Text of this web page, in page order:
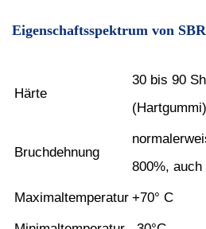
Eigenschaftsspektrum von SBR
Härte
30 bis 90
(Hartgummi)
Bruchdehnung
800%,
Maximaltemperatur +70° C